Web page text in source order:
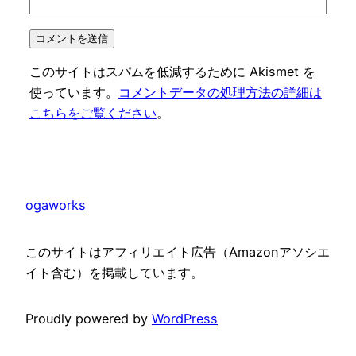
このサイトはスパムを低減するために Akismet を
使っています。
コメントデータの処理方法の詳細は
こちらをご覧ください。
ogaworks
このサイトはアフィリエイト広告（Amazonアソシエ
イト含む）を掲載しています。
Proudly powered by WordPress